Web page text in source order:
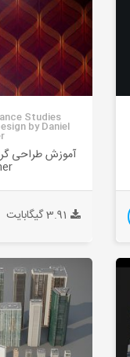
Studies
by Daniel
3.91 گیگابایت